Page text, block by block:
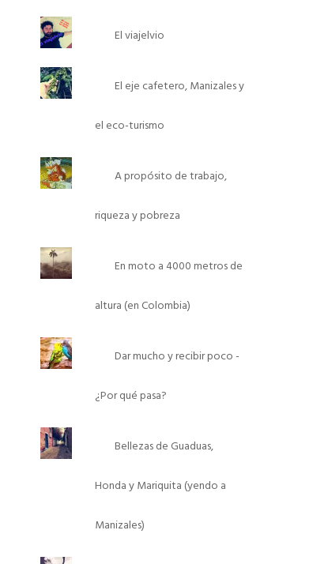
El viajelvio
El eje cafetero, Manizales y
el eco-turismo
A propósito de trabajo,
riqueza y pobreza
En moto a 4000 metros de
altura (en Colombia)
Dar mucho y recibir poco -
¿Por qué pasa?
Bellezas de Guaduas,
Honda y Mariquita (yendo a
Manizales)